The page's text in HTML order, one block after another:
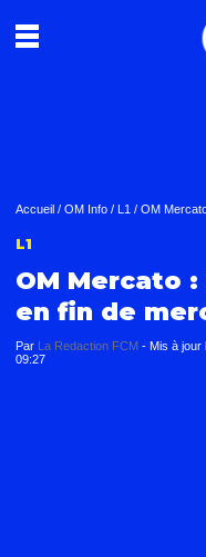
Accueil / OM Info / L1 / OM
L1
OM Mercato
en fin de
Par La Redaction FCM - Mis à jour
09:27